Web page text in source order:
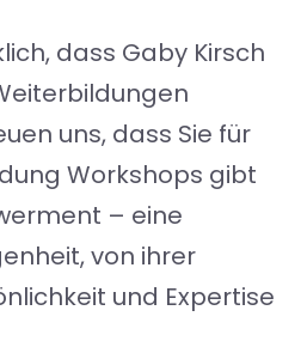
dass Gaby Kirsch
uns, dass Sie für
Workshops gibt
– eine
von ihrer
und Expertise